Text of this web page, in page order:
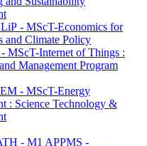
- MScT-Economics for
and Climate Policy
MScT-Internet of Things :
Management Program
- MScT-Energy
: Science Technology &
- M1 APPMS -